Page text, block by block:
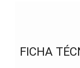
FICHA